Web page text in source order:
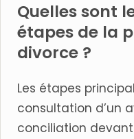
Quelles sont
étapes de la
divorce ?
Les étapes
consultation d’un
conciliation